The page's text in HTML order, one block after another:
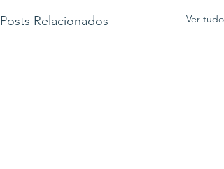
Posts Relacionados Ver tudo